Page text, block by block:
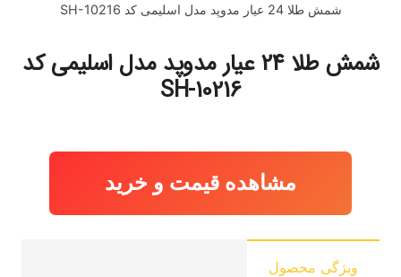
شمش طلا 24 عیار مدوپد مدل اسلیمی کد SH-10216
شمش طلا 24 عیار مدوپد مدل اسلیمی کد
SH-10216
مشاهده قیمت و خرید
ویژگی محصول